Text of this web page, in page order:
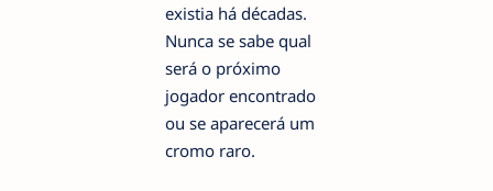
existia há décadas.
Nunca se sabe qual
será o próximo
jogador encontrado
ou se aparecerá um
cromo raro.